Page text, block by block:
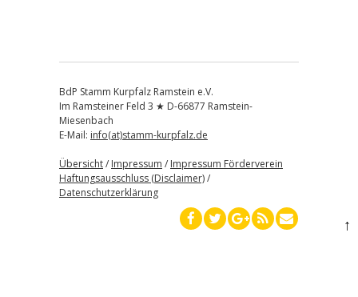
BdP Stamm Kurpfalz Ramstein e.V.
Im Ramsteiner Feld 3 ★ D-66877 Ramstein-
Miesenbach
E-Mail: info(at)stamm-kurpfalz.de
Übersicht/ Impressum / Impressum Förderverein
Haftungsausschluss (Disclaimer)/
Datenschutzerklärung
↑